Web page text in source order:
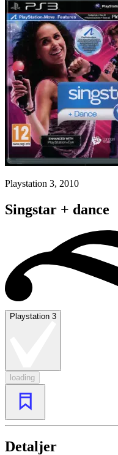
Playstation 3, 2010
Singstar + dance
Playstation 3
loading
Detaljer